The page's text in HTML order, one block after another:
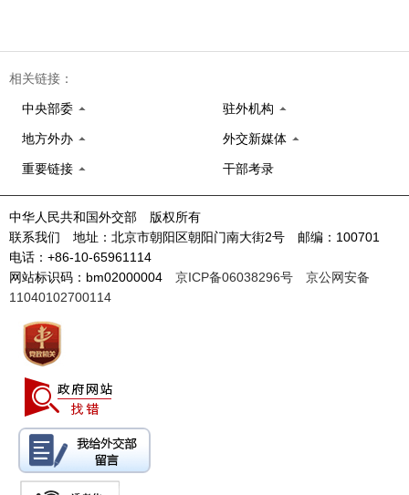
相关链接：
中央部委 驻外机构
地方外办 外交新媒体
重要链接 干部考录
中华人民共和国外交部 版权所有
联系我们 地址：北京市朝阳区朝阳门南大街2号 邮编：100701
电话：+86-10-65961114
网站标识码：bm02000004 京ICP备06038296号
京公网安备
11040102700114